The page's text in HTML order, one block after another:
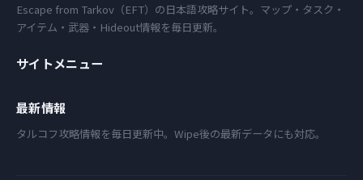
Escape from Tarkov（EFT）の日本語攻略サイト。マップ・タスク・
アイテム・武器・Hideout情報を毎日更新。
サイトメニュー
最新情報
タルコフ攻略情報を毎日更新中。Wipe後の最新データにも対応。